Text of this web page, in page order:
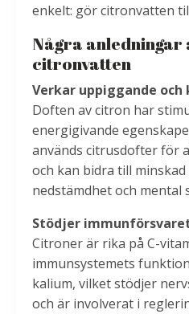
enkelt: gör citronvatten
Några
citronvatten
Verkar uppiggande
Doften av citron har
energigivande
används citrusdofter för
och kan bidra till
nedstämdhet och mental
Stödjer
Citroner är rika på C-
immunsystemets
kalium, vilket stödjer
och är involverat i